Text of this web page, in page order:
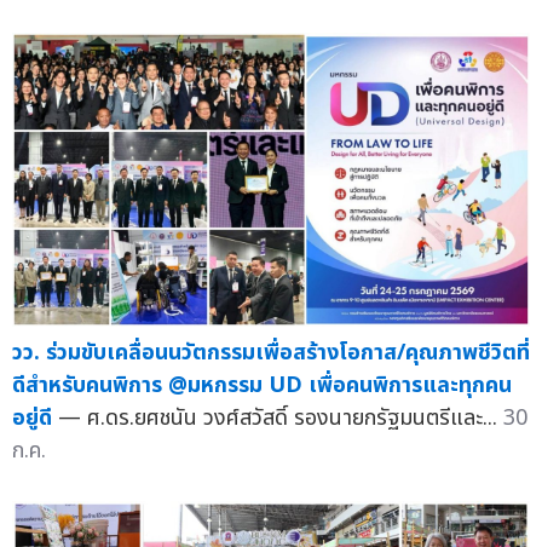
วว. ร่วมขับเคลื่อนนวัตกรรมเพื่อสร้างโอกาส/คุณภาพชีวิตที่
ดีสำหรับคนพิการ @มหกรรม UD เพื่อคนพิการและทุกคน
อยู่ดี — ศ.ดร.ยศชนัน วงศ์สวัสดิ์ รองนายกรัฐมนตรีและ... 30
ก.ค.